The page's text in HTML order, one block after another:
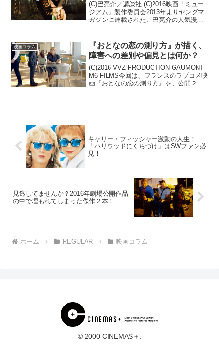
(C)巴亮介／講談社 (C)2016映画「ミュー
ジアム」製作委員会2013年よりヤングマ
ガジンに連載された、巴亮介の人気漫画
には「るろうに剣心」シリーズや、今年
公開され...
映画コラム
『おとなの恋の測り方』が描く、
障害への差別や偏見とは何か？
(C)2016 VVZ PRODUCTION-GAUMONT-
M6 FILMS今回は、フランスのラブコメ映
画『おとなの恋の測り方』を、公開２週
キャリー・フィッシャー激動の人生！
「ハリウッドにくちづけ」はSWファン必
見！
見逃してませんか？2016年劇場公開作品
の中で埋もれてしまった傑作２本！
ホーム REGULAR 映画コラム
© 2000 CINEMAS＋.